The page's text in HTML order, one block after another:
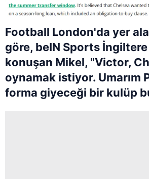
Football London'da yer
göre, beIN Sports İngiltere
konuşan Mikel, "Victor,
oynamak istiyor. Umarım
forma giyeceği bir kulüp